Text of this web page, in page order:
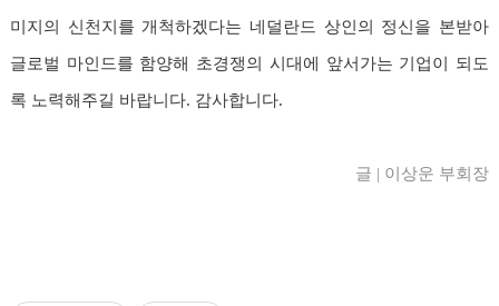
미지의 신천지를 개척하겠다는 네덜란드 상인의 정신을 본받아
글로벌 마인드를 함양해 초경쟁의 시대에 앞서가는 기업이 되도
록 노력해주길 바랍니다. 감사합니다.
글 | 이상운 부회장